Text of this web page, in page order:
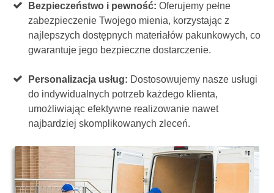
Bezpieczeństwo i pewność:Oferujemy pełne
zabezpieczenie Twojego mienia, korzystając z
najlepszych dostępnych materiałów pakunkowych, co
gwarantuje jego bezpieczne dostarczenie.
Personalizacja usług: Dostosowujemy nasze usługi
do indywidualnych potrzeb każdego klienta,
umożliwiając efektywne realizowanie nawet
najbardziej skomplikowanych zleceń.